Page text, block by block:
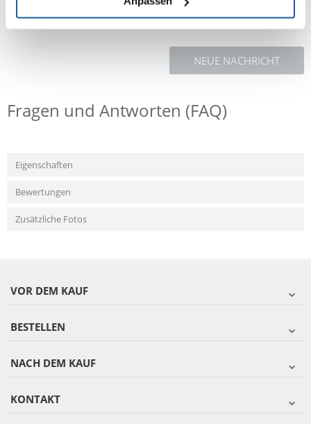
NEUE NACHRICHT
Fragen und Antworten (FAQ)
Eigenschaften
Bewertungen
Zusätzliche Fotos
VOR DEM KAUF
BESTELLEN
NACH DEM KAUF
KONTAKT